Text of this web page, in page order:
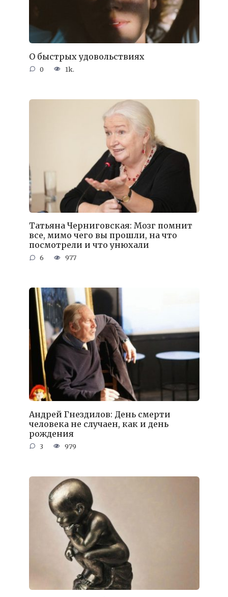
О быстрых удовольствиях
0 1k.
Татьяна Черниговская: Мозг помнит
все, мимо чего вы прошли, на что
посмотрели и что унюхали
6 977
Андрей Гнездилов: День смерти
человека не случаен, как и день
рождения
3 979